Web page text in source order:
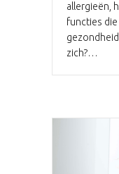
allergieën,
functies
zich?…